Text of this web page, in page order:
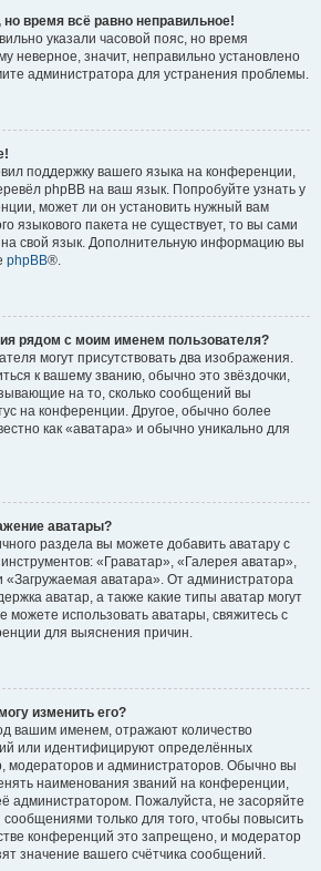
время всё равно неправильное!
указали часовой пояс, но время
неверное, значит, неправильно установлено
администратора для устранения проблемы.
поддержку вашего языка на конференции,
phpBB на ваш язык. Попробуйте узнать у
может ли он установить нужный вам
языкового пакета не существует, то вы сами
свой язык. Дополнительную информацию вы
phpBB®.
рядом с моим именем пользователя?
могут присутствовать два изображения.
к вашему званию, обычно это звёздочки,
на то, сколько сообщений вы
на конференции. Другое, обычно более
как «аватара» и обычно уникально для
аватары?
раздела вы можете добавить аватару с
«Граватар», «Галерея аватар»,
аватара». От администратора
аватар, а также какие типы аватар могут
можете использовать аватары, свяжитесь с
для выяснения причин.
изменить его?
вашим именем, отражают количество
или идентифицируют определённых
модераторов и администраторов. Обычно вы
наименования званий на конференции,
администратором. Пожалуйста, не засоряйте
только для того, чтобы повысить
конференций это запрещено, и модератор
значение вашего счётчика сообщений.